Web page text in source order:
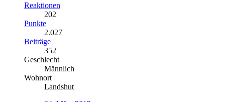
Reaktionen
202
Punkte
2.027
Beiträge
352
Geschlecht
Männlich
Wohnort
Landshut